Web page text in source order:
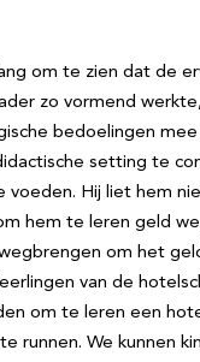
om te zien dat de
zo vormend
bedoelingen
setting te
voeden. Hij liet hem
hem te leren geld
om het
van de
om te leren een
runnen. We kunnen